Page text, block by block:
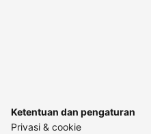
Ketentuan dan pengaturan
Privasi & cookie